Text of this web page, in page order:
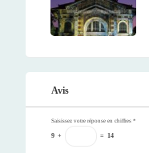
Avis
Saisissez votre réponse en chiffres *
9 + = 14